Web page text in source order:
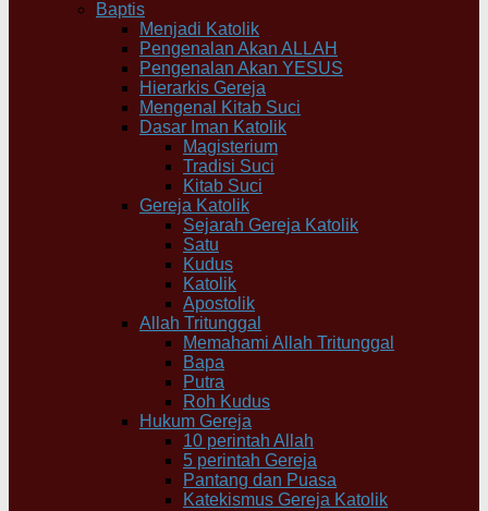
Baptis
Menjadi Katolik
Pengenalan Akan ALLAH
Pengenalan Akan YESUS
Hierarkis Gereja
Mengenal Kitab Suci
Dasar Iman Katolik
Magisterium
Tradisi Suci
Kitab Suci
Gereja Katolik
Sejarah Gereja Katolik
Satu
Kudus
Katolik
Apostolik
Allah Tritunggal
Memahami Allah Tritunggal
Bapa
Putra
Roh Kudus
Hukum Gereja
10 perintah Allah
5 perintah Gereja
Pantang dan Puasa
Katekismus Gereja Katolik